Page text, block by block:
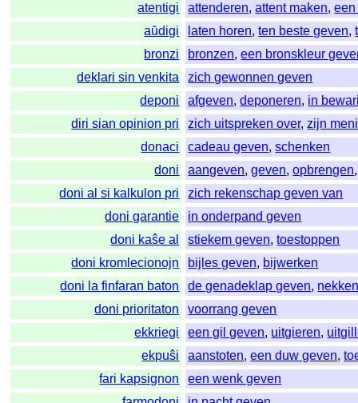
atentigi
attenderen,attent maken,
aŭdigi
laten horen,ten beste geven,
bronzi
bronzen,een bronskleur
deklari sin venkita
zich gewonnen geven
deponi
afgeven,deponeren, in
diri sian opinion pri
zich uitspreken over,zijn
donaci
cadeau geven,schenken
doni
aangeven,geven,opbrengen
doni al si kalkulon pri
zich rekenschap geven van
doni garantie
in onderpand geven
doni kaŝe al
stiekem geven,toestoppen
doni kromlecionojn
bijles geven, bijwerken
doni la finfaran baton
de genadeklap geven,
doni prioritaton
voorrang geven
ekkriegi
een gil geven, uitgieren,
ekpuŝi
aanstoten,een duw geven,
fari kapsignon
een wenk geven